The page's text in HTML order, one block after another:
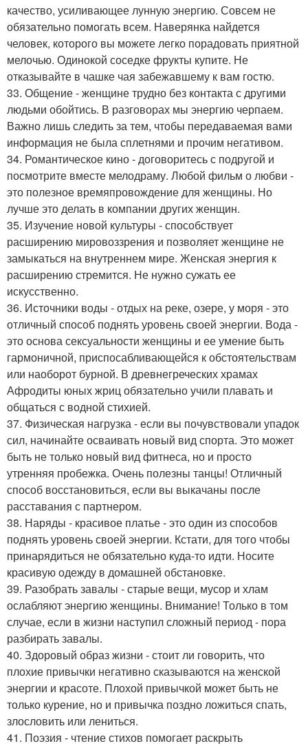
качество, усиливающее лунную энергию. Совсем не
обязательно помогать всем. Наверянка найдется
человек, которого вы можете легко порадовать приятной
мелочью. Одинокой соседке фрукты купите. Не
отказывайте в чашке чая забежавшему к вам гостю.
33. Общение - женщине трудно без контакта с другими
людьми обойтись. В разговорах мы энергию черпаем.
Важно лишь следить за тем, чтобы передаваемая вами
информация не была сплетнями и прочим негативом.
34. Романтическое кино - договоритесь с подругой и
посмотрите вместе мелодраму. Любой фильм о любви -
это полезное времяпровождение для женщины. Но
лучше это делать в компании других женщин.
35. Изучение новой культуры - способствует
расширению мировоззрения и позволяет женщине не
замыкаться на внутреннем мире. Женская энергия к
расширению стремится. Не нужно сужать ее
искусственно.
36. Источники воды - отдых на реке, озере, у моря - это
отличный способ поднять уровень своей энергии. Вода -
это основа сексуальности женщины и ее умение быть
гармоничной, приспосабливающейся к обстоятельствам
или наоборот бурной. В древнегреческих храмах
Афродиты юных жриц обязательно учили плавать и
общаться с водной стихией.
37. Физическая нагрузка - если вы почувствовали упадок
сил, начинайте осваивать новый вид спорта. Это может
быть не только новый вид фитнеса, но и просто
утренняя пробежка. Очень полезны танцы! Отличный
способ восстановиться, если вы выкачаны после
расставания с партнером.
38. Наряды - красивое платье - это один из способов
поднять уровень своей энергии. Кстати, для того чтобы
принарядиться не обязательно куда-то идти. Носите
красивую одежду в домашней обстановке.
39. Разобрать завалы - старые вещи, мусор и хлам
ослабляют энергию женщины. Внимание! Только в том
случае, если в жизни наступил сложный период - пора
разбирать завалы.
40. Здоровый образ жизни - стоит ли говорить, что
плохие привычки негативно сказываются на женской
энергии и красоте. Плохой привычкой может быть не
только курение, но и привычка поздно ложиться спать,
злословить или лениться.
41. Поэзия - чтение стихов помогает раскрыть